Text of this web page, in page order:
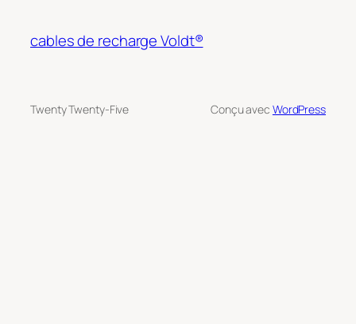
cables de recharge Voldt®
Twenty Twenty-Five Conçu avec WordPress